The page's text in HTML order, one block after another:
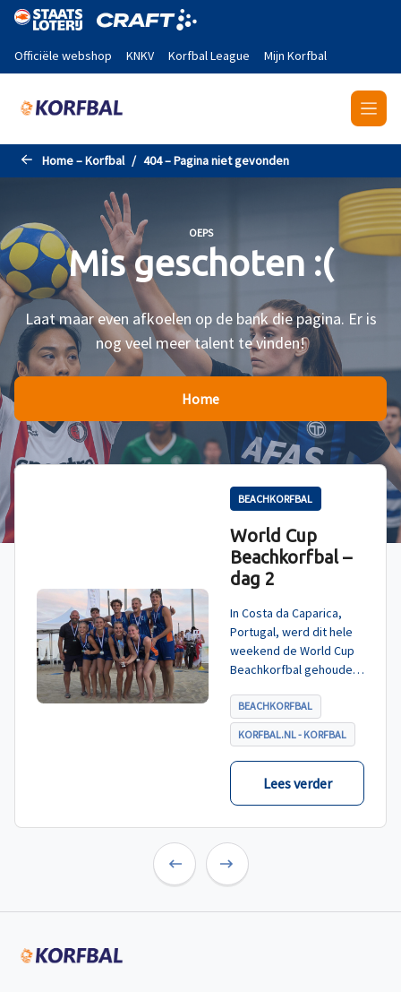
Naar de hoofdinhoud gaan
Officiële webshop KNKV Korfbal League Mijn Korfbal
Home – Korfbal 404 – Pagina niet gevonden
OEPS
Mis geschoten :(
Laat maar even afkoelen op de bank die pagina. Er is
nog veel meer talent te vinden!
Home
BEACHKORFBAL
World Cup
Beachkorfbal –
dag 2
In Costa da Caparica,
Portugal, werd dit hele
weekend de World Cup
Beachkorfbal gehouden.
tegen België, die
eindigde in shoot-outs,
was het Nederland dat
er met het goud vandoor
BEACHKORFBAL
KORFBAL.NL - KORFBAL
Lees verder